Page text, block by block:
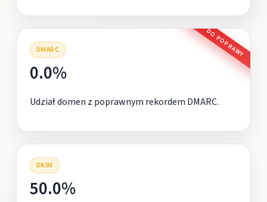
DMARC DO POPRAWY
0.0%
Udział domen z poprawnym rekordem DMARC.
DKIM
50.0%